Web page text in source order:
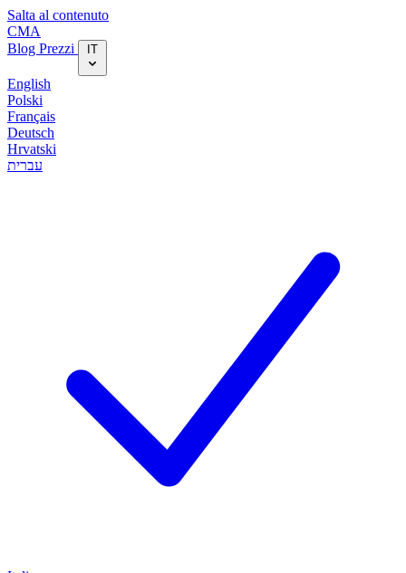
Salta al contenuto
CMA
Blog‎ Prezzi IT
English
Polski
Français
Deutsch
Hrvatski
עברית